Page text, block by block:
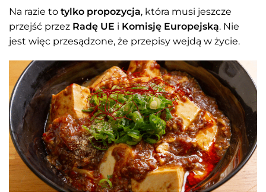
Na razie to tylko propozycja, która musi jeszcze
przejść przez Radę UE i Komisję Europejską. Nie
jest więc przesądzone, że przepisy wejdą w życie.